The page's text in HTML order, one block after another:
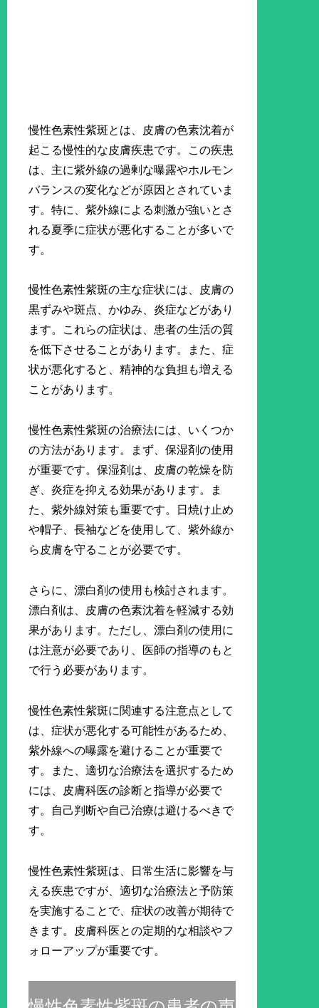
慢性色素性紫斑とは、皮膚の色素沈着が
起こる慢性的な皮膚疾患です。この疾患
は、主に紫外線の過剰な曝露やホルモン
バランスの変化などが原因とされていま
す。特に、紫外線による刺激が強いとさ
れる夏季に症状が悪化することが多いで
す。
慢性色素性紫斑の主な症状には、皮膚の
黒ずみや斑点、かゆみ、炎症などがあり
ます。これらの症状は、患者の生活の質
を低下させることがあります。また、症
状が悪化すると、精神的な負担も増える
ことがあります。
慢性色素性紫斑の治療法には、いくつか
の方法があります。まず、保湿剤の使用
が重要です。保湿剤は、皮膚の乾燥を防
ぎ、炎症を抑える効果があります。ま
た、紫外線対策も重要です。日焼け止め
や帽子、長袖などを使用して、紫外線か
ら皮膚を守ることが必要です。
さらに、漂白剤の使用も検討されます。
漂白剤は、皮膚の色素沈着を軽減する効
果があります。ただし、漂白剤の使用に
は注意が必要であり、医師の指導のもと
で行う必要があります。
慢性色素性紫斑に関連する注意点として
は、症状が悪化する可能性があるため、
紫外線への曝露を避けることが重要で
す。また、適切な治療法を選択するため
には、皮膚科医の診断と指導が必要で
す。自己判断や自己治療は避けるべきで
す。
慢性色素性紫斑は、日常生活に影響を与
える疾患ですが、適切な治療法と予防策
を実施することで、症状の改善が期待で
きます。皮膚科医との定期的な相談やフ
ォローアップが重要です。